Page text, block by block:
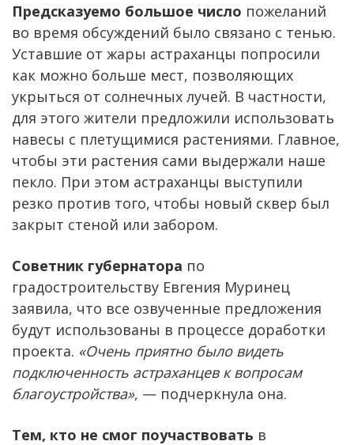
Предсказуемо большое число пожеланий
во время обсуждений было связано с тенью.
Уставшие от жары астраханцы попросили
как можно больше мест, позволяющих
укрыться от солнечных лучей. В частности,
для этого жители предложили использовать
навесы с плетущимися растениями. Главное,
чтобы эти растения сами выдержали наше
пекло. При этом астраханцы выступили
резко против того, чтобы новый сквер был
закрыт стеной или забором.
Советник губернатора по
градостроительству Евгения Муринец
заявила, что все озвученные предложения
будут использованы в процессе доработки
проекта. «Очень приятно было видеть
подключенность астраханцев к вопросам
благоустройства», — подчеркнула она.
Тем, кто не смог поучаствовать в